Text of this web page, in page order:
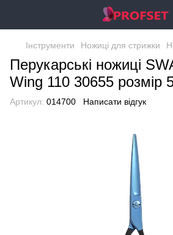
Інструменти Ножиці для стрижки
Перукарські ножиці
Wing 110 30655 розмір
Артикул: 014700 Написати відгук